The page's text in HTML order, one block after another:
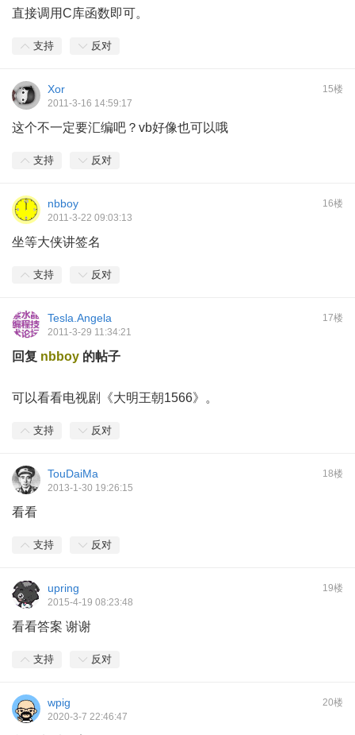
直接调用C库函数即可。
支持 反对
15楼
Xor
2011-3-16 14:59:17
这个不一定要汇编吧？vb好像也可以哦
支持 反对
16楼
nbboy
2011-3-22 09:03:13
坐等大侠讲签名
支持 反对
17楼
Tesla.Angela
2011-3-29 11:34:21
回复 nbboy 的帖子
可以看看电视剧《大明王朝1566》。
支持 反对
18楼
TouDaiMa
2013-1-30 19:26:15
看看
支持 反对
19楼
upring
2015-4-19 08:23:48
看看答案 谢谢
支持 反对
20楼
wpig
2020-3-7 22:46:47